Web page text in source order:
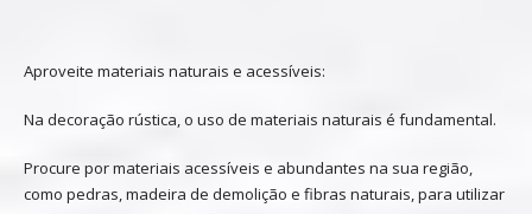
Aproveite materiais naturais e acessíveis:
Na decoração rústica, o uso de materiais naturais é fundamental.
Procure por materiais acessíveis e abundantes na sua região,
como pedras, madeira de demolição e fibras naturais, para utilizar